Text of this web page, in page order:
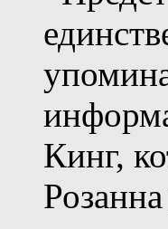
Кинг,